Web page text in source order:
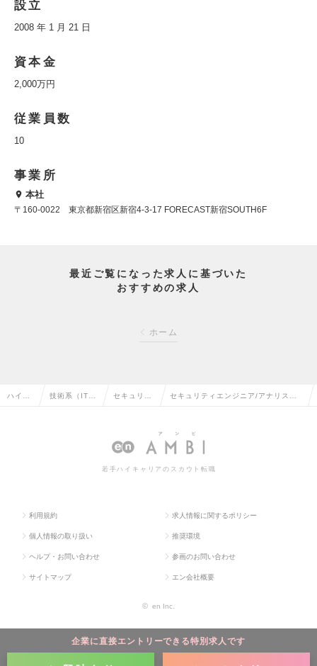
設立
2008 年 1 月 21 日
資本金
2,000万円
従業員数
10
事業所
本社
〒160-0022 東京都新宿区新宿4-3-17 FORECAST新宿SOUTH6F
最近ご覧になった求人に基づいた
おすすめの求人
ホーム
企業に直接エントリーできる特別求人です
ハイク 技術系（IT・ セキュリテ
アの転職
セキュリティエンジニア/アナリスト
研鑽費用ありの求人情報
若手ハイキャリアのスカウト転職
利用規約 求人情報に関するポリシー
個人情報の取り扱い 推奨環境
ヘルプ・お問い合わせ 参画のお問い合わせ
サイトマップ エン会社概要
© en Inc.